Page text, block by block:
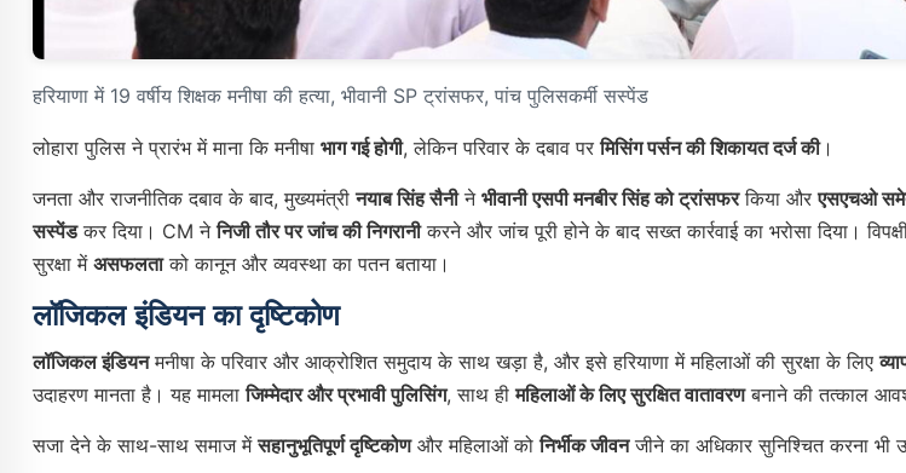
हरियाणा में 19 वर्षीय शिक्षक मनीषा की हत्या, भीवानी SP ट्रांसफर, पांच पुलिसकर्मी सस्पेंड
लोहारा पुलिस ने प्रारंभ में माना कि मनीषा भाग गई होगी, लेकिन परिवार के दबाव परमिसिंग पर्सन की शिकायत दर्ज की।
जनता और राजनीतिक दबाव के बाद, मुख्यमंत्रीनयाब सिंह सैनीने भीवानी एसपी मनबीर सिंह को ट्रांसफरकिया औरएसएचओ
सस्पेंडकर दिया। CM नेनिजी तौर पर जांच की निगरानीकरने और जांच पूरी होने के बाद सख्त कार्रवाई का भरोसा दिया।
सुरक्षा में असफलताको कानून और व्यवस्था का पतन बताया।
लॉजिकल इंडियन का दृष्टिकोण
लॉजिकल इंडियनमनीषा के परिवार और आक्रोशित समुदाय के साथ खड़ा है, और इसे हरियाणा में महिलाओं की सुरक्षा के लिए
उदाहरण मानता है। यह मामलाजिम्मेदार और प्रभावी पुलिसिंग, साथ हीमहिलाओं के लिए सुरक्षित वातावरणबनाने की तत्काल
सजा देने के साथ-साथ समाज मेंसहानुभूतिपूर्ण दृष्टिकोणऔर महिलाओं कोनिर्भीक जीवनजीने का अधिकार सुनिश्चित करना भी